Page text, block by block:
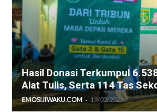
Hasil Donasi Terkumpul
Alat Tulis, Serta 114 Tas
EMOSIJIWAKU.COM - 19/02/2026